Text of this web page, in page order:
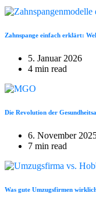
Zahnspange einfach erklärt:
5. Januar 2026
4 min read
Die Revolution der
6. November
7 min read
Was gute Umzugsfirmen